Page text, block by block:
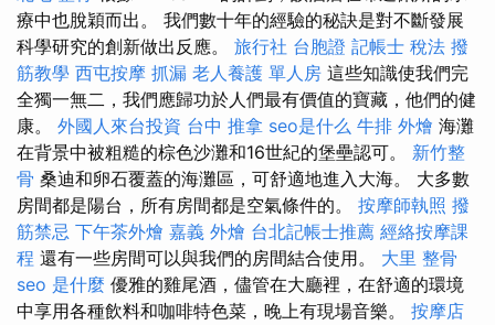
療中也脫穎而出。 我們數十年的經驗的秘訣是對不斷發展
科學研究的創新做出反應。 旅行社 台胞證 記帳士 稅法 撥
筋教學 西屯按摩 抓漏 老人養護 單人房 這些知識使我們完
全獨一無二，我們應歸功於人們最有價值的寶藏，他們的健
康。 外國人來台投資 台中 推拿 seo是什么 牛排 外燴 海灘
在背景中被粗糙的棕色沙灘和16世紀的堡壘認可。 新竹整
骨 桑迪和卵石覆蓋的海灘區，可舒適地進入大海。 大多數
房間都是陽台，所有房間都是空氣條件的。 按摩師執照 撥
筋禁忌 下午茶外燴 嘉義 外燴 台北記帳士推薦 經絡按摩課
程 還有一些房間可以與我們的房間結合使用。 大里 整骨
seo 是什麼 優雅的雞尾酒，儘管在大廳裡，在舒適的環境
中享用各種飲料和咖啡特色菜，晚上有現場音樂。 按摩店